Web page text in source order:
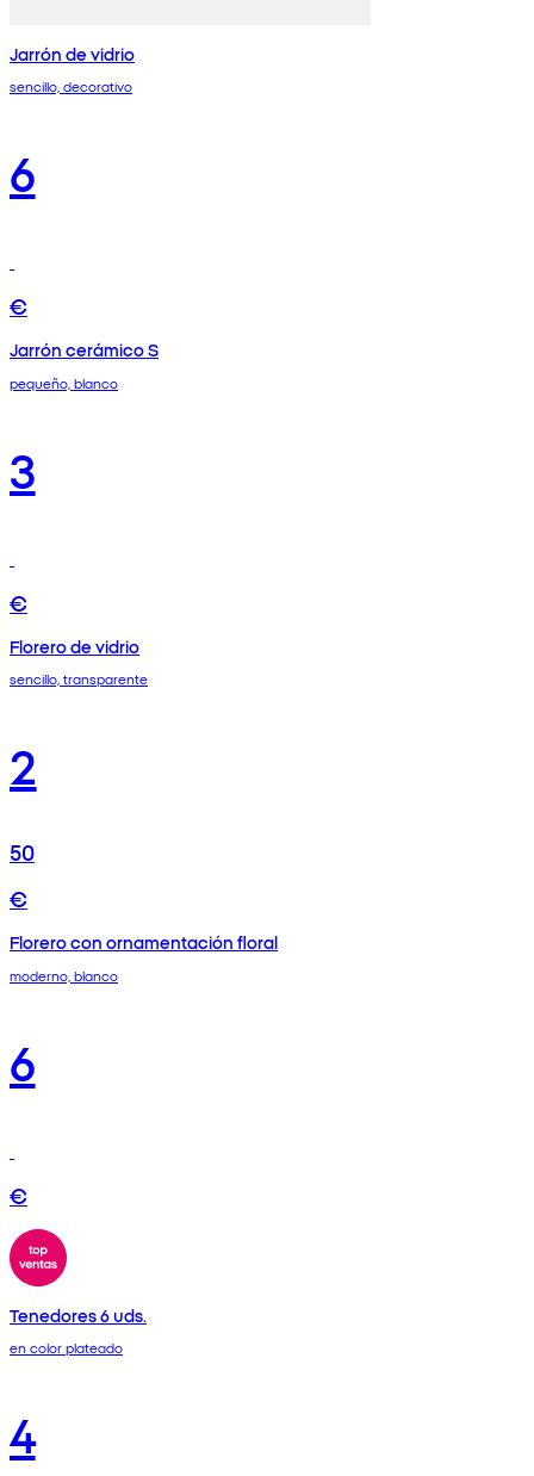
Jarrón de vidrio
sencillo, decorativo
6
€
Jarrón cerámico S
pequeño, blanco
3
€
Florero de vidrio
sencillo, transparente
2
50
€
Florero con ornamentación floral
moderno, blanco
6
€
Tenedores 6 uds.
en color plateado
4